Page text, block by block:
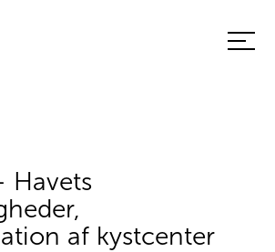
Havets
af kystcenter